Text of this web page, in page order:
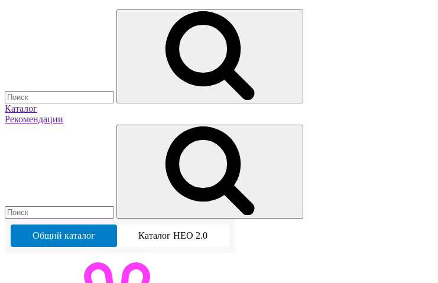
Каталог
Рекомендации
Общий каталог Каталог НЕО 2.0